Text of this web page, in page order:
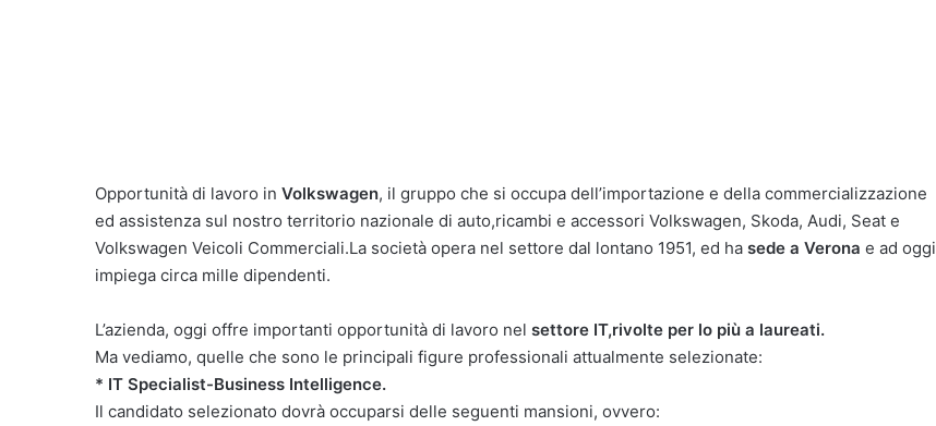
Opportunità di lavoro in Volkswagen, il gruppo che si occupa dell’importazione e della commercializzazione
ed assistenza sul nostro territorio nazionale di auto,ricambi e accessori Volkswagen, Skoda, Audi, Seat e
Volkswagen Veicoli Commerciali.La società opera nel settore dal lontano 1951, ed ha sede a Verona e ad oggi
impiega circa mille dipendenti.
L’azienda, oggi offre importanti opportunità di lavoro nel settore IT,rivolte per lo più a laureati.
Ma vediamo, quelle che sono le principali figure professionali attualmente selezionate:
* IT Specialist-Business Intelligence.
Il candidato selezionato dovrà occuparsi delle seguenti mansioni, ovvero: